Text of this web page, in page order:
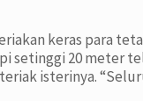
keras para
20 meter
isterinya.